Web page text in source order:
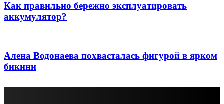
Как правильно бережно эксплуатировать
аккумулятор?
Алена Водонаева похвасталась фигурой в ярком
бикини